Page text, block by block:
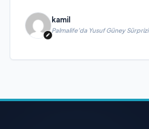
kamil
Palmalife’da Yusuf Güney Sürprizi